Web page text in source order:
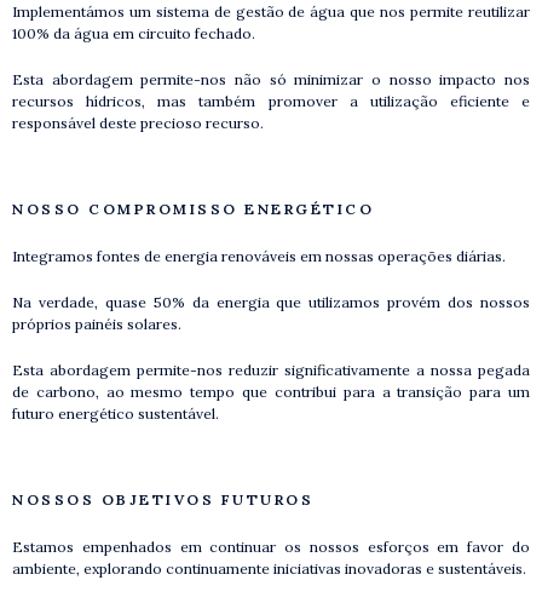
Implementámos um sistema de gestão de água que nos permite reutilizar
100% da água em circuito fechado.
Esta abordagem permite-nos não só minimizar o nosso impacto nos
recursos hídricos, mas também promover a utilização eficiente e
responsável deste precioso recurso.
NOSSO COMPROMISSO ENERGÉTICO
Integramos fontes de energia renováveis ​​em nossas operações diárias.
Na verdade, quase 50% da energia que utilizamos provém dos nossos
próprios painéis solares.
Esta abordagem permite-nos reduzir significativamente a nossa pegada
de carbono, ao mesmo tempo que contribui para a transição para um
futuro energético sustentável.
NOSSOS OBJETIVOS FUTUROS
Estamos empenhados em continuar os nossos esforços em favor do
ambiente, explorando continuamente iniciativas inovadoras e sustentáveis.